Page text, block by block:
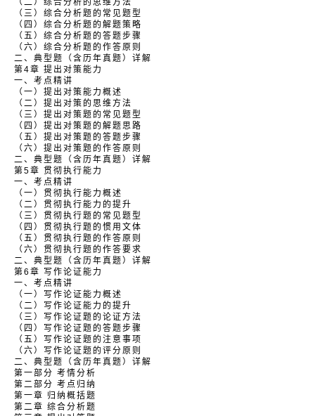
（二）综合分析的思维方法
（三）综合分析题的常见题型
（四）综合分析题的解题策略
（五）综合分析题的答题步骤
（六）综合分析题的作答原则
二、典型题（含历年真题）详解
第4章 提出对策能力
一、考点精讲
（一）提出对策能力概述
（二）提出对策的思维方法
（三）提出对策题的常见题型
（四）提出对策题的解题思路
（五）提出对策题的答题步骤
（六）提出对策题的作答原则
二、典型题（含历年真题）详解
第5章 贯彻执行能力
一、考点精讲
（一）贯彻执行能力概述
（二）贯彻执行能力的提升
（三）贯彻执行题的常见题型
（四）贯彻执行题的惯用文体
（五）贯彻执行题的作答原则
（六）贯彻执行题的作答要求
二、典型题（含历年真题）详解
第6章 写作论证能力
一、考点精讲
（一）写作论证能力概述
（二）写作论证能力的提升
（三）写作论证题的论证方法
（四）写作论证题的答题步骤
（五）写作论证题的注意事项
（六）写作论证题的评分原则
二、典型题（含历年真题）详解
第一部分 考情分析
第二部分 考点归纳
第一章 归纳概括题
第二章 综合分析题